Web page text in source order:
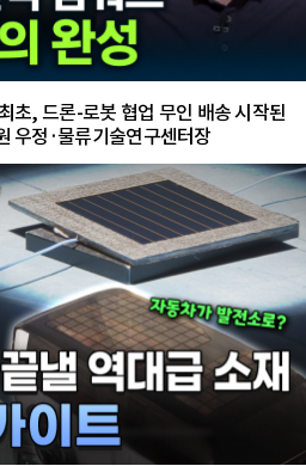
초, 드론-로봇 협업 무인 배송 시작된
우정·물류기술연구센터장